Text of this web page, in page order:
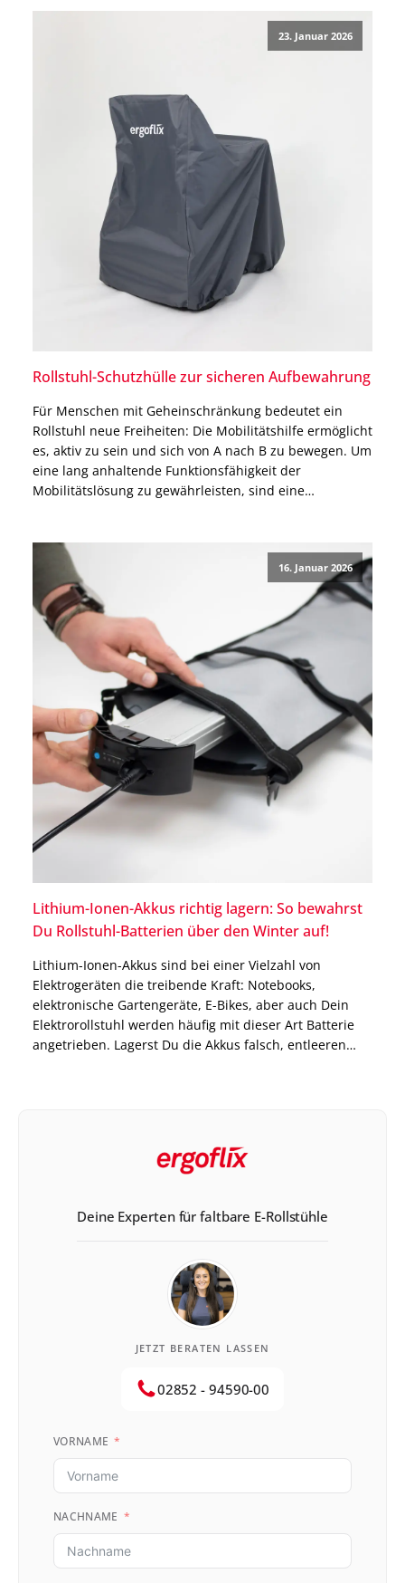
23. Januar 2026
Rollstuhl-Schutzhülle zur sicheren Aufbewahrung
Für Menschen mit Geheinschränkung bedeutet ein
Rollstuhl neue Freiheiten: Die Mobilitätshilfe ermöglicht
es, aktiv zu sein und sich von A nach B zu bewegen. Um
eine lang anhaltende Funktionsfähigkeit der
Mobilitätslösung zu gewährleisten, sind eine
über die Vorteile einer Rollstuhl-Schutzhülle und wie
sie Dir […]
16. Januar 2026
Lithium-Ionen-Akkus richtig lagern: So bewahrst
Du Rollstuhl-Batterien über den Winter auf!
Lithium-Ionen-Akkus sind bei einer Vielzahl von
Elektrogeräten die treibende Kraft: Notebooks,
elektronische Gartengeräte, E-Bikes, aber auch Dein
Elektrorollstuhl werden häufig mit dieser Art Batterie
angetrieben. Lagerst Du die Akkus falsch, entleeren
Deine Experten für faltbare E-Rollstühle
JETZT BERATEN LASSEN
02852 - 94590-00
VORNAME
NACHNAME